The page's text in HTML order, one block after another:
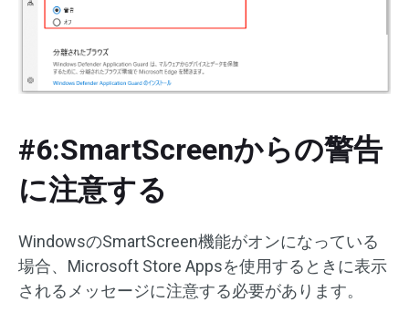
#6:SmartScreenからの警告
に注意する
WindowsのSmartScreen機能がオンになっている
場合、Microsoft Store Appsを使用するときに表示
されるメッセージに注意する必要があります。